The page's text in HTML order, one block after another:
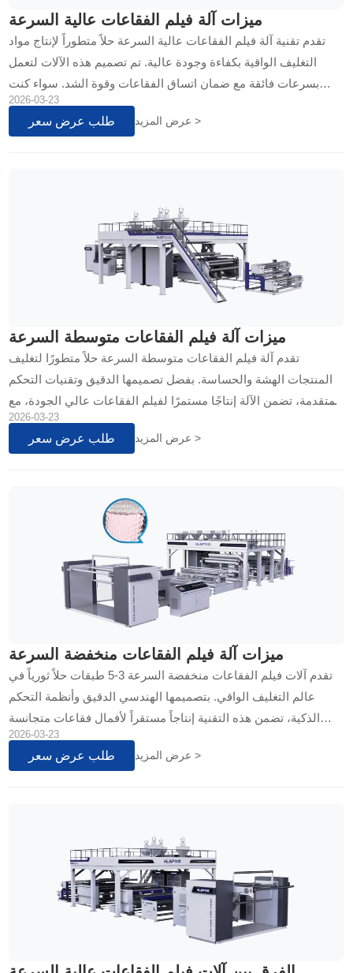
ميزات آلة فيلم الفقاعات عالية السرعة
تقدم تقنية آلة فيلم الفقاعات عالية السرعة حلاً متطوراً لإنتاج مواد
التغليف الواقية بكفاءة وجودة عالية. تم تصميم هذه الآلات لتعمل
بسرعات فائقة مع ضمان اتساق الفقاعات وقوة الشد. سواء كنت
تبحث عن آلة 7 طبقات أو 2 طبقات أو 3-5 طبقات، فإن هذه
2026-03-23
طلب عرض سعر عرض المزيد >
ميزات آلة فيلم الفقاعات متوسطة السرعة
تقدم آلة فيلم الفقاعات متوسطة السرعة حلاً متطورًا لتغليف
المنتجات الهشة والحساسة. بفضل تصميمها الدقيق وتقنيات التحكم
المتقدمة، تضمن الآلة إنتاجًا مستمرًا لفيلم الفقاعات عالي الجودة، مع
توازن مثالي بين السرعة والكفاءة. تجمع بين المتانة وسهولة التشغيل،
مما يجعلها استثمارًا قيمًا لخطوط الإنتاج التي تهدف لتعزيز الحماية
2026-03-23
طلب عرض سعر عرض المزيد >
ميزات آلة فيلم الفقاعات منخفضة السرعة
تقدم آلات فيلم الفقاعات منخفضة السرعة 3-5 طبقات حلاً ثورياً في
عالم التغليف الواقي. بتصميمها الهندسي الدقيق وأنظمة التحكم
الذكية، تضمن هذه التقنية إنتاجاً مستقراً لأفمال فقاعات متجانسة
2026-03-23
طلب عرض سعر عرض المزيد >